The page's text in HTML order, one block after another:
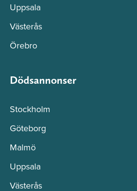
Uppsala
Västerås
Örebro
Dödsannonser
Stockholm
Göteborg
Malmö
Uppsala
Västerås